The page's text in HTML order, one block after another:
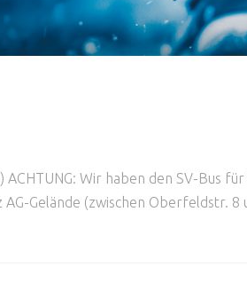
Wir haben den SV-Bus
Gelände (zwischen Oberfeldstr. 8